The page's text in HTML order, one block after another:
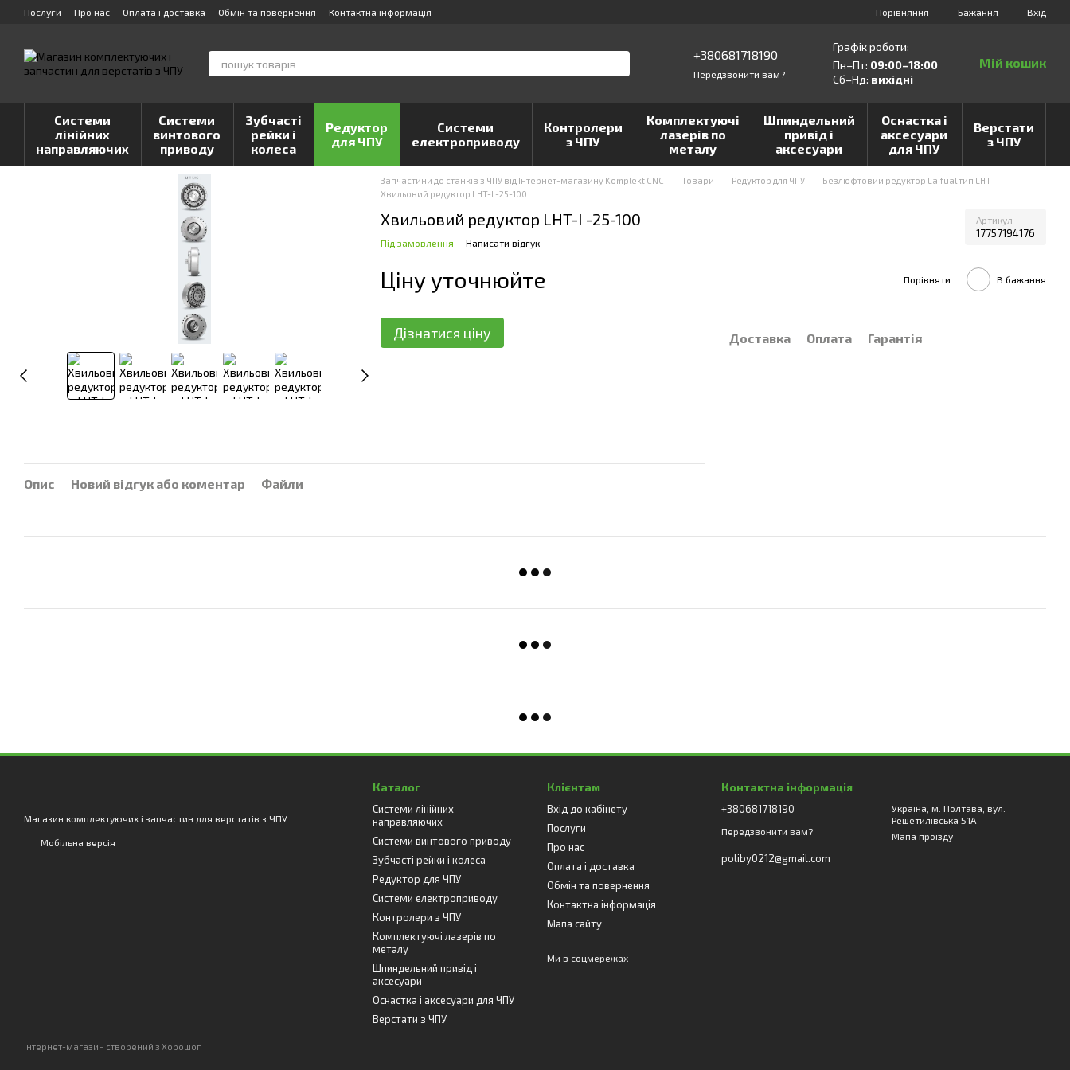
Перейти до основного контенту
Послуги Про нас Оплата і доставка Обмін та повернення Контактна інформація Порівняння Бажання Вхід
+380681718190
Передзвонити вам?
Графік роботи:
Пн–Пт: 09:00–18:00
Сб–Нд: вихідні
Мій кошик
Системи
лінійних
направляючих
Системи
винтового
приводу
Зубчасті
рейки і
колеса
Редуктор
для ЧПУ
Системи
електроприводу
Контролери
з ЧПУ
Комплектуючі
лазерів по
металу
Шпиндельний
привід і
аксесуари
Оснастка і
аксесуари
для ЧПУ
Верстати
з ЧПУ
Запчастини до станків з ЧПУ від Інтернет-магазину Komplekt CNC Товари Редуктор для ЧПУ
Безлюфтовий редуктор Laifual тип LHT
Хвильовий редуктор LHT-I -25-100
Хвильовий редуктор LHT-I -25-100 Артикул
17757194176
Під замовлення Написати відгук
Ціну уточнюйте Порівняти В бажання
Дізнатися ціну Доставка Оплата Гарантія
Опис Новий відгук або коментар Файли
Магазин комплектуючих і запчастин для верстатів з ЧПУ
Мобільна версія
Інтернет-магазин створений з Хорошоп
Каталог
Системи лінійних
направляючих
Системи винтового приводу
Зубчасті рейки і колеса
Редуктор для ЧПУ
Системи електроприводу
Контролери з ЧПУ
Комплектуючі лазерів по
металу
Шпиндельний привід і
аксесуари
Оснастка і аксесуари для ЧПУ
Верстати з ЧПУ
Клієнтам
Вхід до кабінету
Послуги
Про нас
Оплата і доставка
Обмін та повернення
Контактна інформація
Мапа сайту
Ми в соцмережах
Контактна інформація
+380681718190
Передзвонити вам?
poliby0212@gmail.com
Україна, м. Полтава, вул.
Решетилівська 51А
Мапа проїзду